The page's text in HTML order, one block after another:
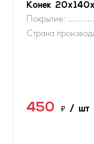
Конек
Покрытие:
Страна
450 ₽ / шт